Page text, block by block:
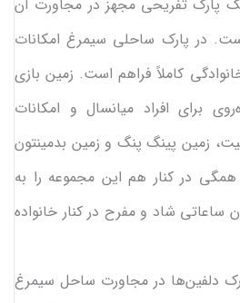
پارک تفریحی مجهز در مجاورت آن
در پارک ساحلی سیمرغ امکانات
کاملاً فراهم است. زمین بازی
برای افراد میانسال و امکانات
زمین پینگ پنگ و زمین بدمینتون
همگی در کنار هم این مجموعه را به
ساعاتی شاد و مفرح در کنار خانواده
دلفین‌ها در مجاورت ساحل سیمرغ